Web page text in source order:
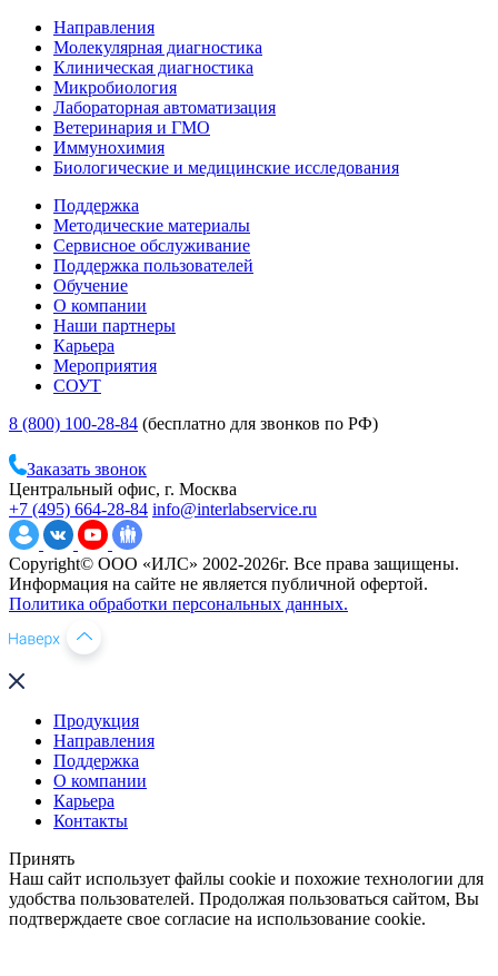
Направления
Молекулярная диагностика
Клиническая диагностика
Микробиология
Лабораторная автоматизация
Ветеринария и ГМО
Иммунохимия
Биологические и медицинские исследования
Поддержка
Методические материалы
Сервисное обслуживание
Поддержка пользователей
Обучение
О компании
Наши партнеры
Карьера
Мероприятия
СОУТ
8 (800) 100-28-84 (бесплатно для звонков по РФ)
Заказать звонок
Центральный офис, г. Москва
+7 (495) 664-28-84 info@interlabservice.ru
Copyright© ООО «ИЛС» 2002-2026г. Все права защищены.
Информация на сайте не является публичной офертой.
Политика обработки персональных данных.
Продукция
Направления
Поддержка
О компании
Карьера
Контакты
Принять
Наш сайт использует файлы cookie и похожие технологии для
удобства пользователей. Продолжая пользоваться сайтом, Вы
подтверждаете свое согласие на использование cookie.